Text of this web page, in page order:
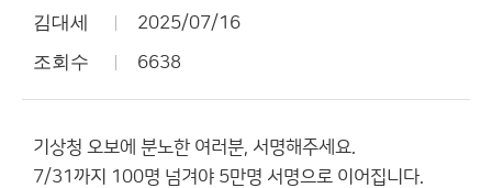
김대세 2025/07/16
조회수 6638
기상청 오보에 분노한 여러분, 서명해주세요.
7/31까지 100명 넘겨야 5만명 서명으로 이어집니다.